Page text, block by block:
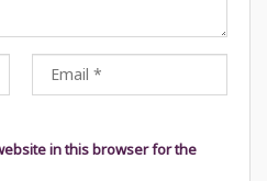
in this browser for the